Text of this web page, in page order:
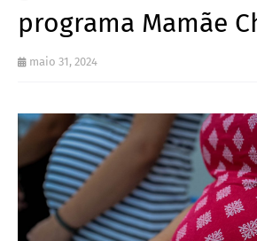
programa Mamãe
maio 31, 2024